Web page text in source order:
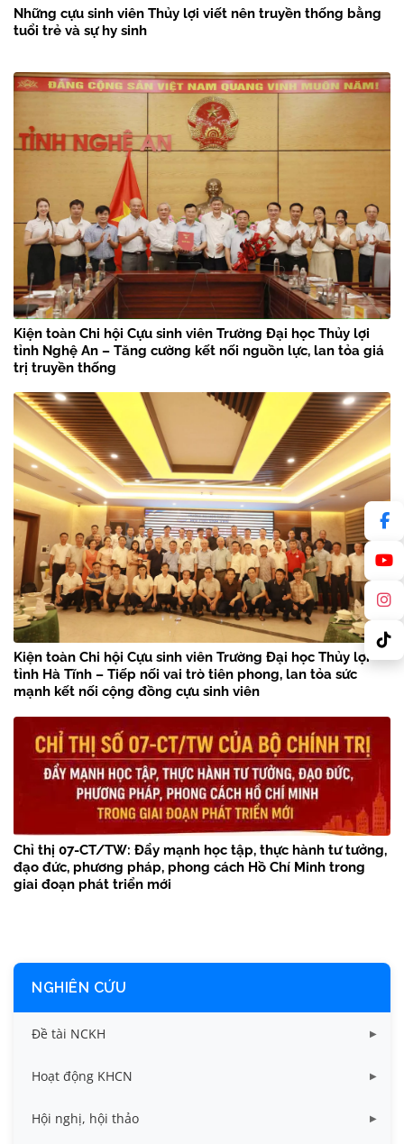
Những cựu sinh viên Thủy lợi viết nên truyền thống bằng
tuổi trẻ và sự hy sinh
Kiện toàn Chi hội Cựu sinh viên Trường Đại học Thủy lợi
tỉnh Nghệ An – Tăng cường kết nối nguồn lực, lan tỏa giá
trị truyền thống
Kiện toàn Chi hội Cựu sinh viên Trường Đại học Thủy lợi
tỉnh Hà Tĩnh – Tiếp nối vai trò tiên phong, lan tỏa sức
mạnh kết nối cộng đồng cựu sinh viên
Chỉ thị 07-CT/TW: Đẩy mạnh học tập, thực hành tư tưởng,
đạo đức, phương pháp, phong cách Hồ Chí Minh trong
giai đoạn phát triển mới
NGHIÊN CỨU
Đề tài NCKH
Dữ liệu Đề tài cấp Bộ
Dữ liệu Đề tài cấp Cơ sở
Hoạt động KHCN
Công bố khoa học
Hội nghị, hội thảo